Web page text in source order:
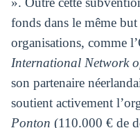
fonds dans le même but
organisations, comme
International Network
son partenaire
soutient activement
Ponton (110.000 € de